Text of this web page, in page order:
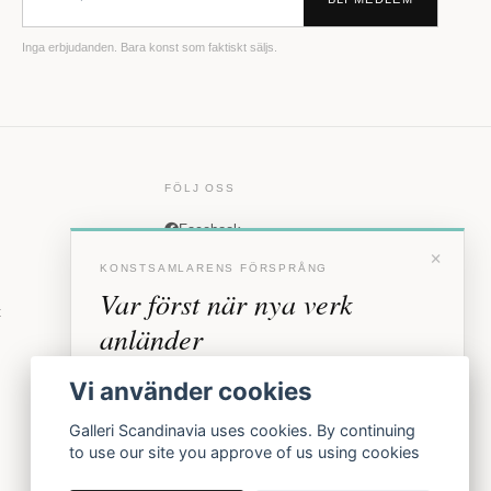
Inga erbjudanden. Bara konst som faktiskt säljs.
FÖLJ OSS
Facebook
×
KONSTSAMLARENS FÖRSPRÅNG
Var först när nya verk
anländer
Förhandstillgång till nya verk och personliga
inbjudningar till vernissage, innan vi annonserar
offentligt.
Vi använder cookies
Galleri Scandinavia uses cookies. By continuing
to use our site you approve of us using cookies